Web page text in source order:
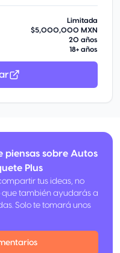
Limitada
$5,000,000 MXN
20 años
18+ años
piensas sobre Autos
Plus
tus ideas, no
que también ayudarás a
Solo te tomará unos